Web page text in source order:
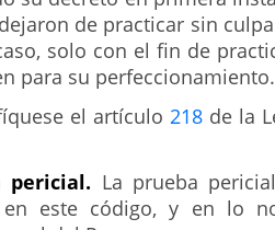
de practicar sin
solo con el fin de
para su perfeccionamiento.
el artículo 218 de la
pericial. La prueba
en este código, y en lo